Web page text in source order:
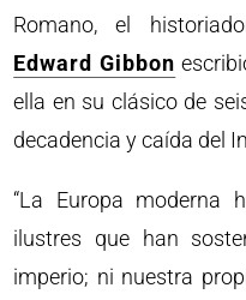
Romano, el
Edward Gibbon
ella en su clásico de
decadencia y caída del
“La Europa moderna
ilustres que han
imperio; ni nuestra